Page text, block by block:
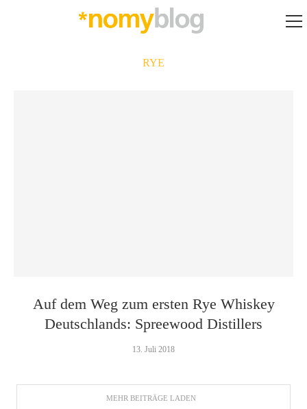
RYE
Auf dem Weg zum ersten Rye Whiskey
Deutschlands: Spreewood Distillers
13. Juli 2018
MEHR BEITRÄGE LADEN